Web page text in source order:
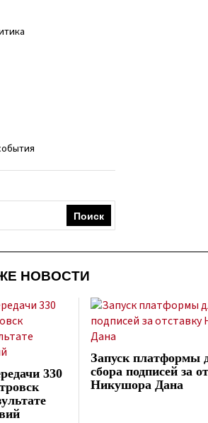
Поиск
НОВОСТИ
330
Запуск платформы
сбора подписей за
Никушора Дана